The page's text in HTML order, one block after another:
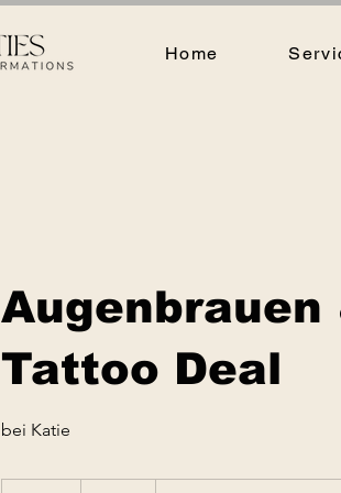
Home
Augenbrauen
Tattoo Deal
bei Katie